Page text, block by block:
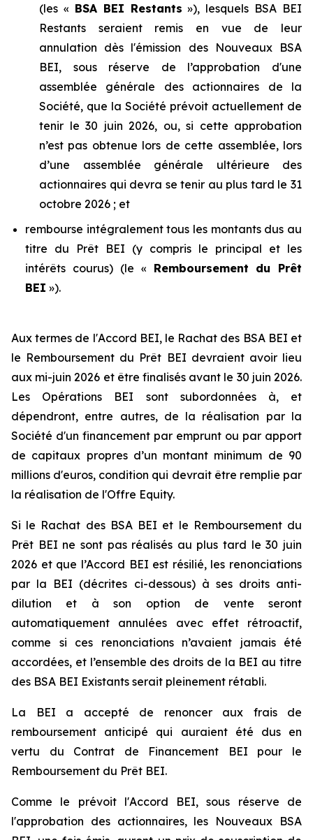
(les « BSA BEI Restants »), lesquels BSA BEI
Restants seraient remis en vue de leur
annulation dès l'émission des Nouveaux BSA
BEI, sous réserve de l’approbation d'une
assemblée générale des actionnaires de la
Société, que la Société prévoit actuellement de
tenir le 30 juin 2026, ou, si cette approbation
n’est pas obtenue lors de cette assemblée, lors
d’une assemblée générale ultérieure des
actionnaires qui devra se tenir au plus tard le 31
octobre 2026 ; et
rembourse intégralement tous les montants dus au
titre du Prêt BEI (y compris le principal et les
intérêts courus) (le « Remboursement du Prêt
BEI »).
Aux termes de l'Accord BEI, le Rachat des BSA BEI et
le Remboursement du Prêt BEI devraient avoir lieu
aux mi-juin 2026 et être finalisés avant le 30 juin 2026.
Les Opérations BEI sont subordonnées à, et
dépendront, entre autres, de la réalisation par la
Société d'un financement par emprunt ou par apport
de capitaux propres d’un montant minimum de 90
millions d'euros, condition qui devrait être remplie par
la réalisation de l'Offre Equity.
Si le Rachat des BSA BEI et le Remboursement du
Prêt BEI ne sont pas réalisés au plus tard le 30 juin
2026 et que l’Accord BEI est résilié, les renonciations
par la BEI (décrites ci-dessous) à ses droits anti-
dilution et à son option de vente seront
automatiquement annulées avec effet rétroactif,
comme si ces renonciations n’avaient jamais été
accordées, et l’ensemble des droits de la BEI au titre
des BSA BEI Existants serait pleinement rétabli.
La BEI a accepté de renoncer aux frais de
remboursement anticipé qui auraient été dus en
vertu du Contrat de Financement BEI pour le
Remboursement du Prêt BEI.
Comme le prévoit l'Accord BEI, sous réserve de
l'approbation des actionnaires, les Nouveaux BSA